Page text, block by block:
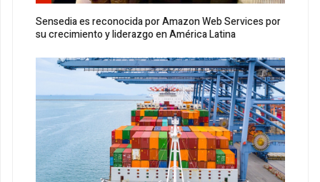
Sensedia es reconocida por Amazon Web Services por
su crecimiento y liderazgo en América Latina